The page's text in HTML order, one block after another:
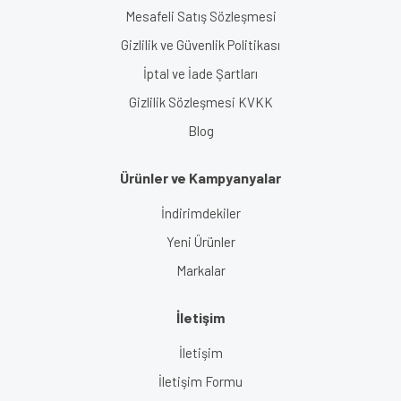
Mesafeli Satış Sözleşmesi
Gizlilik ve Güvenlik Politikası
İptal ve İade Şartları
Gizlilik Sözleşmesi KVKK
Blog
Ürünler ve Kampyanyalar
İndirimdekiler
Yeni Ürünler
Markalar
İletişim
İletişim
İletişim Formu